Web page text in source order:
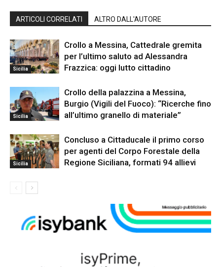
ARTICOLI CORRELATI ALTRO DALL'AUTORE
Sicilia
Crollo a Messina, Cattedrale gremita
per l’ultimo saluto ad Alessandra
Frazzica: oggi lutto cittadino
Sicilia
Crollo della palazzina a Messina,
Burgio (Vigili del Fuoco): “Ricerche fino
all’ultimo granello di materiale”
Sicilia
Concluso a Cittaducale il primo corso
per agenti del Corpo Forestale della
Regione Siciliana, formati 94 allievi